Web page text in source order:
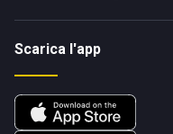
Scarica l'app